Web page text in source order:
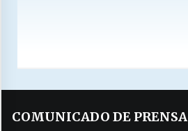
COMUNICADO DE PRENSA